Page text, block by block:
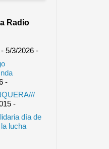
Radio
5/3/2026-
-
-
día de
lucha